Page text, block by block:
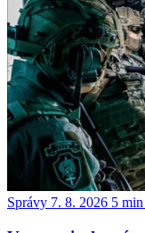
Správy 7. 8. 2026 5